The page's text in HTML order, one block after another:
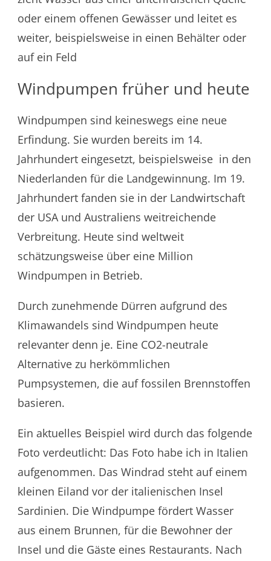
oder einem offenen Gewässer und leitet es
weiter, beispielsweise in einen Behälter oder
auf ein Feld
Windpumpen früher und heute
Windpumpen sind keineswegs eine neue
Erfindung. Sie wurden bereits im 14.
Jahrhundert eingesetzt, beispielsweise in den
Niederlanden für die Landgewinnung. Im 19.
Jahrhundert fanden sie in der Landwirtschaft
der USA und Australiens weitreichende
Verbreitung. Heute sind weltweit
schätzungsweise über eine Million
Windpumpen in Betrieb.
Durch zunehmende Dürren aufgrund des
Klimawandels sind Windpumpen heute
relevanter denn je. Eine CO2-neutrale
Alternative zu herkömmlichen
Pumpsystemen, die auf fossilen Brennstoffen
basieren.
Ein aktuelles Beispiel wird durch das folgende
Foto verdeutlicht: Das Foto habe ich in Italien
aufgenommen. Das Windrad steht auf einem
kleinen Eiland vor der italienischen Insel
Sardinien. Die Windpumpe fördert Wasser
aus einem Brunnen, für die Bewohner der
Insel und die Gäste eines Restaurants. Nach